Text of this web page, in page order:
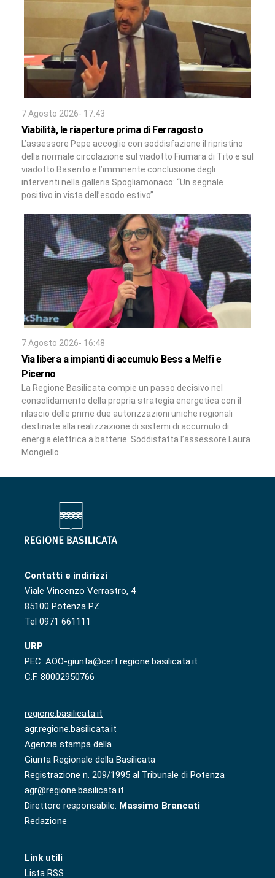
7 Agosto 2026- 17:43
Viabilità, le riaperture prima di Ferragosto
L’assessore Pepe accoglie con soddisfazione il ripristino
della normale circolazione sul viadotto Fiumara di Tito e sul
viadotto Basento e l’imminente conclusione degli
interventi nella galleria Spogliamonaco: “Un segnale
positivo in vista dell’esodo estivo”
7 Agosto 2026- 16:48
Via libera a impianti di accumulo Bess a Melfi e
Picerno
La Regione Basilicata compie un passo decisivo nel
consolidamento della propria strategia energetica con il
rilascio delle prime due autorizzazioni uniche regionali
destinate alla realizzazione di sistemi di accumulo di
energia elettrica a batterie. Soddisfatta l’assessore Laura
Mongiello.
Contatti e indirizzi
Viale Vincenzo Verrastro, 4
85100 Potenza PZ
Tel 0971 661111
URP
PEC: AOO-giunta@cert.regione.basilicata.it
C.F. 80002950766
regione.basilicata.it
agr.regione.basilicata.it
Agenzia stampa della
Giunta Regionale della Basilicata
Registrazione n. 209/1995 al Tribunale di Potenza
agr@regione.basilicata.it
Direttore responsabile: Massimo Brancati
Redazione
Link utili
Lista RSS